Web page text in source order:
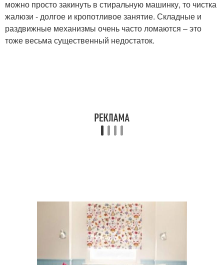
можно просто закинуть в стиральную машинку, то чистка
жалюзи - долгое и кропотливое занятие. Складные и
раздвижные механизмы очень часто ломаются – это
тоже весьма существенный недостаток.